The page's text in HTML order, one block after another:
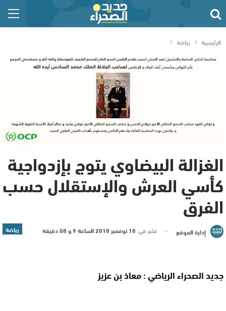
الرئيسية رياضة
الغزالة البيضاوي يتوج بإزدواجية
كأسي العرش والإستقلال حسب
الفرق
رياضة إدارة الموقع نشر في 18 نوفمبر 2018 الساعة 9 و 08 دقيقة
جديد الصحراء الرياضي : معاذ بن عزيز